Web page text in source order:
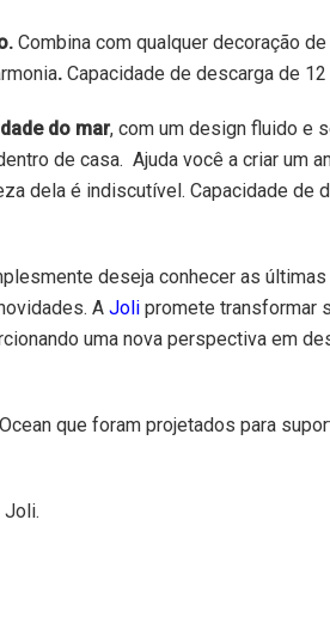
Combina com qualquer decoração
. Capacidade de descarga de 12
do mar, com um design fluido e
de casa. Ajuda você a criar um
dela é indiscutível. Capacidade de
deseja conhecer as
A Joli promete transformar
uma nova perspectiva em
que foram projetados para
Joli.